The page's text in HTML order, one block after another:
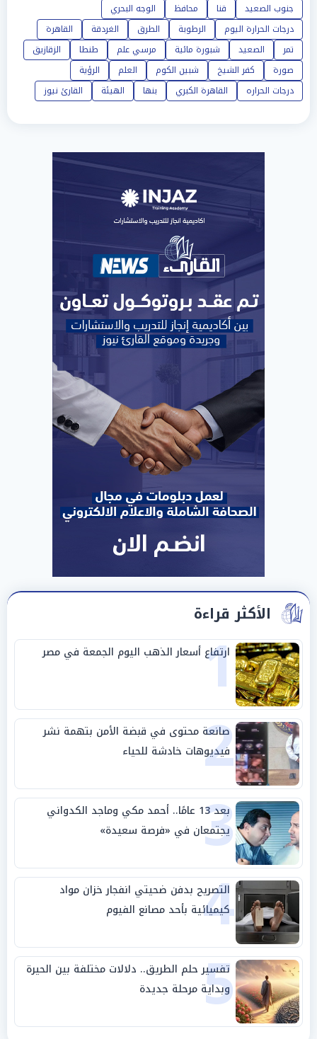
جنوب الصعيد
قنا محافظ
الوجه البحري
درجات الحرارة اليوم
الرطوبة الطرق الغردقة
القاهرة
تمر
الصعيد شبورة مائية مرسي علم طنطا
الزقازيق
صورة
كفر الشيخ شبين الكوم العلم
الرؤية
درجات الحراره
القاهرة الكبري بنها الهيئة القارئ نيوز
الأكثر قراءة
1
ارتفاع أسعار الذهب اليوم الجمعة في مصر
2
صانعة محتوى في قبضة الأمن بتهمة نشر
فيديوهات خادشة للحياء
3 بعد 13 عامًا.. أحمد مكي وماجد الكدواني
يجتمعان في «فرصة سعيدة»
4
التصريح بدفن ضحيتي انفجار خزان مواد
كيميائية بأحد مصانع الفيوم
5
تفسير حلم الطريق.. دلالات مختلفة بين الحيرة
وبداية مرحلة جديدة